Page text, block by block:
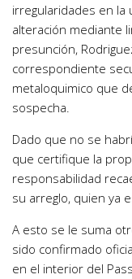
irregularidades en la
alteración mediante
presunción,
correspondiente
metaloquimico que
sospecha.
Dado que no se
que certifique la
responsabilidad
su arreglo, quien ya
A esto se le suma
sido confirmado
en el interior del